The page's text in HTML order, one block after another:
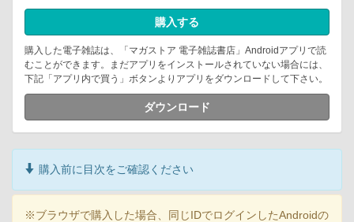
購入する
購入した電子雑誌は、「マガストア 電子雑誌書店」Androidアプリで読
むことができます。まだアプリをインストールされていない場合には、
下記「アプリ内で買う」ボタンよりアプリをダウンロードして下さい。
ダウンロード
購入前に目次をご確認ください
※ブラウザで購入した場合、同じIDでログインしたAndroidの